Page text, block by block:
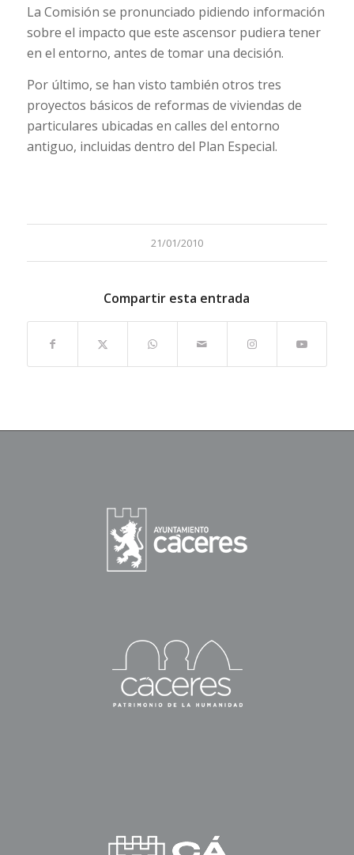
La Comisión se pronunciado pidiendo información
sobre el impacto que este ascensor pudiera tener
en el entorno, antes de tomar una decisión.
Por último, se han visto también otros tres
proyectos básicos de reformas de viviendas de
particulares ubicadas en calles del entorno
antiguo, incluidas dentro del Plan Especial.
21/01/2010
Compartir esta entrada